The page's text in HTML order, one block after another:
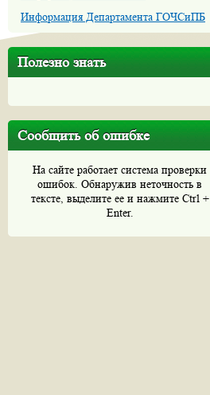
Информация Департамента ГОЧСиПБ
Полезно знать
Сообщить об ошибке
На сайте работает система проверки
ошибок. Обнаружив неточность в
тексте, выделите ее и нажмите Ctrl +
Enter.